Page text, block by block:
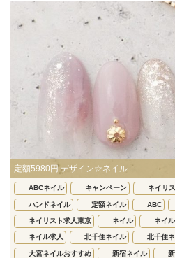
定額5980円 デザイン☆ネイル
ABCネイル キャンペーン ネイリ
ハンドネイル 定額ネイル ABC
ネイリスト求人東京 ネイル ネイ
ネイル求人 北千住ネイル 北千住
大宮ネイルおすすめ 新宿ネイル